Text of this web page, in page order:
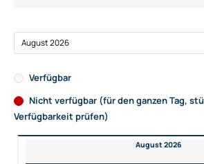
Verfügbar
Nicht verfügbar (für den ganzen Tag,
Verfügbarkeit prüfen)
August 2026